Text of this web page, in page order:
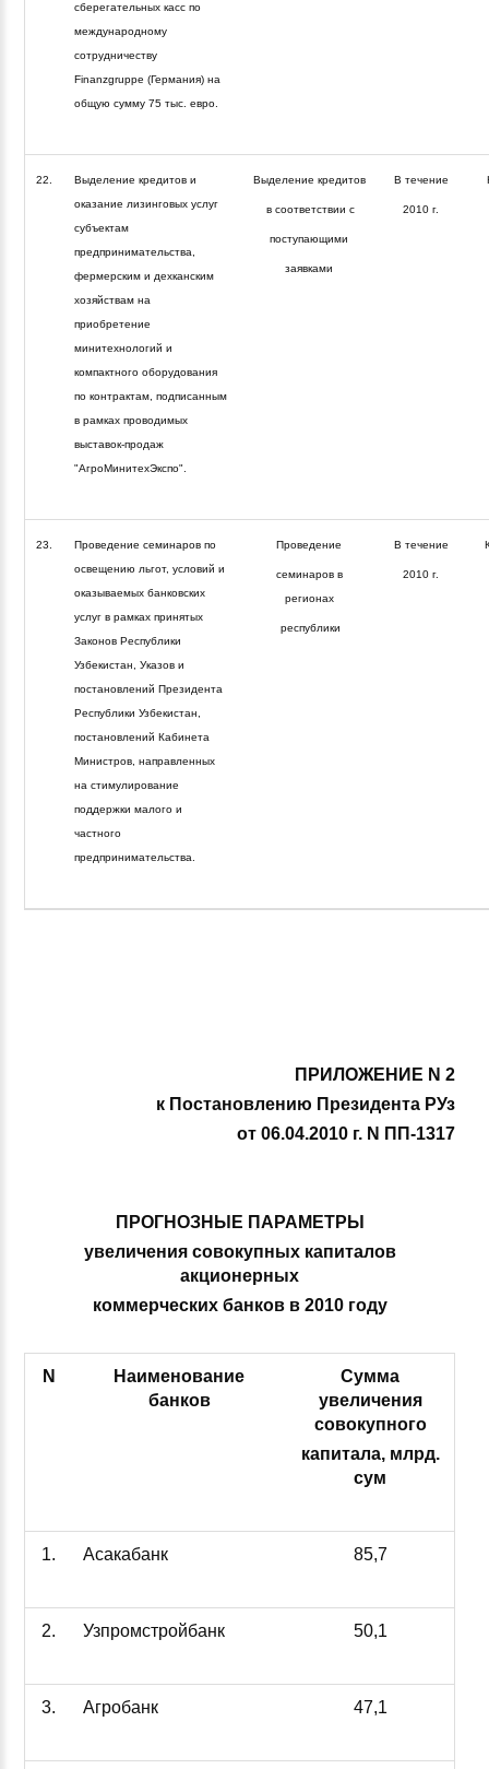
сберегательных касс по
международному
сотрудничеству
Finanzgruppe (Германия) на
общую сумму 75 тыс. евро.
22.
Выделение кредитов и
оказание лизинговых услуг
субъектам
предпринимательства,
фермерским и дехканским
хозяйствам на
приобретение
минитехнологий и
компактного оборудования
по контрактам, подписанным
в рамках проводимых
выставок-продаж
"АгроМинитехЭкспо".
Выделение кредитов
в соответствии с
поступающими
заявками
В течение
2010 г.
23.
Проведение семинаров по
освещению льгот, условий и
оказываемых банковских
услуг в рамках принятых
Законов Республики
Узбекистан, Указов и
постановлений Президента
Республики Узбекистан,
постановлений Кабинета
Министров, направленных
на стимулирование
поддержки малого и
частного
предпринимательства.
Проведение
семинаров в
регионах
республики
В течение
2010 г.
ПРИЛОЖЕНИЕ N 2
к Постановлению Президента РУз
от 06.04.2010 г. N ПП-1317
ПРОГНОЗНЫЕ ПАРАМЕТРЫ
увеличения совокупных капиталов
акционерных
коммерческих банков в 2010 году
N
Наименование
банков
Сумма
увеличения
совокупного
капитала, млрд.
сум
1. Асакабанк 85,7
2. Узпромстройбанк 50,1
3. Агробанк 47,1